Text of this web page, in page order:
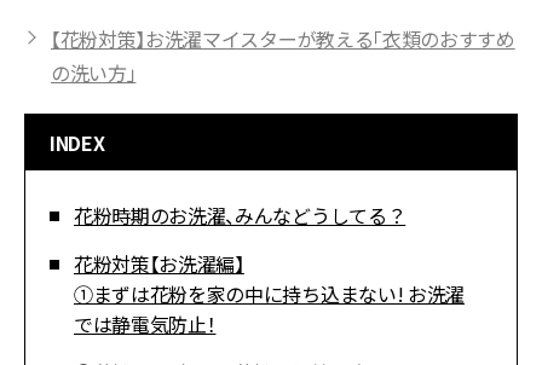
【花粉対策】お洗濯マイスターが教える「衣類のおすすめ
の洗い方」
INDEX
花粉時期のお洗濯、みんなどうしてる？
花粉対策【お洗濯編】
①まずは花粉を家の中に持ち込まない! お洗濯
では静電気防止！